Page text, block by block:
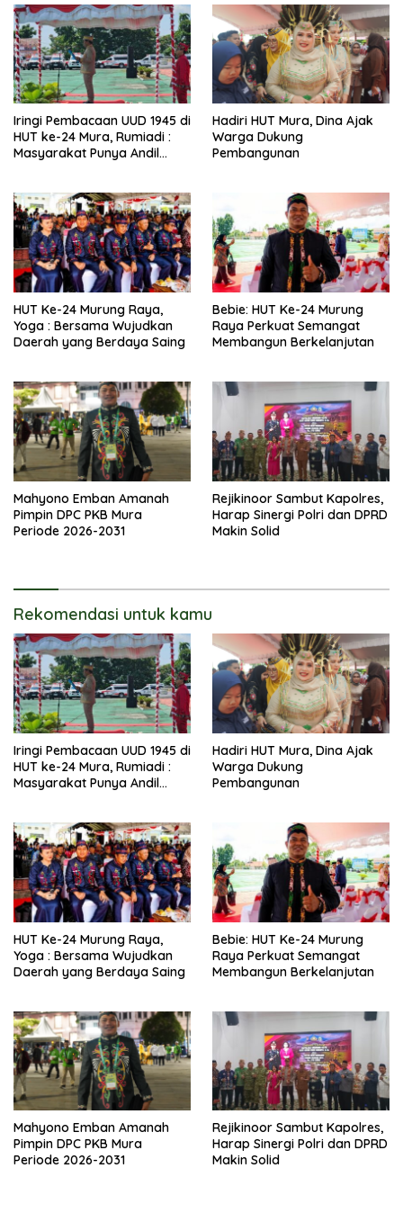
Iringi Pembacaan UUD 1945 di
HUT ke-24 Mura, Rumiadi :
Masyarakat Punya Andil
Hadiri HUT Mura, Dina Ajak
Warga Dukung
Pembangunan
HUT Ke-24 Murung Raya,
Yoga : Bersama Wujudkan
Daerah yang Berdaya Saing
Bebie: HUT Ke-24 Murung
Raya Perkuat Semangat
Membangun Berkelanjutan
Mahyono Emban Amanah
Pimpin DPC PKB Mura
Periode 2026-2031
Rejikinoor Sambut Kapolres,
Harap Sinergi Polri dan DPRD
Makin Solid
Rekomendasi untuk kamu
Iringi Pembacaan UUD 1945 di
HUT ke-24 Mura, Rumiadi :
Masyarakat Punya Andil
Hadiri HUT Mura, Dina Ajak
Warga Dukung
Pembangunan
HUT Ke-24 Murung Raya,
Yoga : Bersama Wujudkan
Daerah yang Berdaya Saing
Bebie: HUT Ke-24 Murung
Raya Perkuat Semangat
Membangun Berkelanjutan
Mahyono Emban Amanah
Pimpin DPC PKB Mura
Periode 2026-2031
Rejikinoor Sambut Kapolres,
Harap Sinergi Polri dan DPRD
Makin Solid